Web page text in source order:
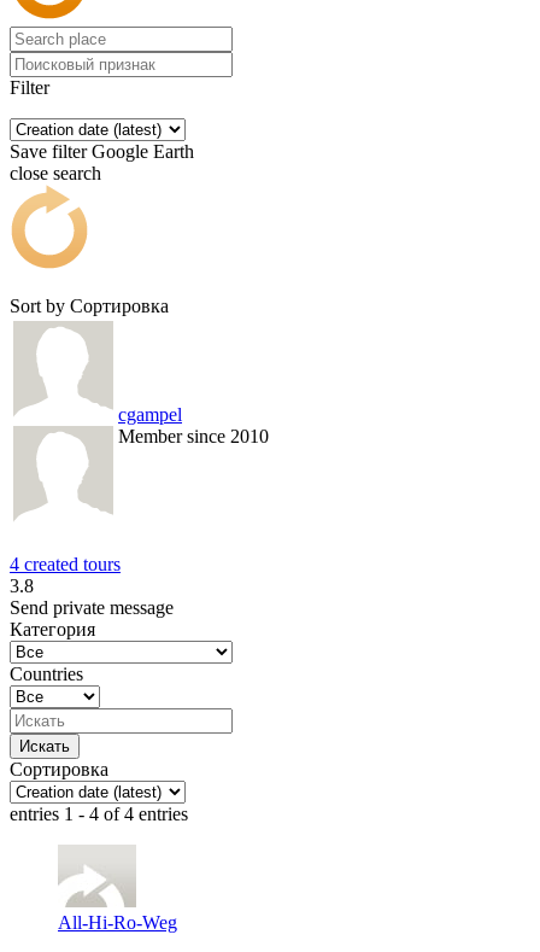
Filter
Save filter Google Earth
close search
Sort by Сортировка
cgampel
Member since 2010
4 created tours
3.8
Send private message
Категория
Countries
Сортировка
entries 1 - 4 of 4 entries
All-Hi-Ro-Weg